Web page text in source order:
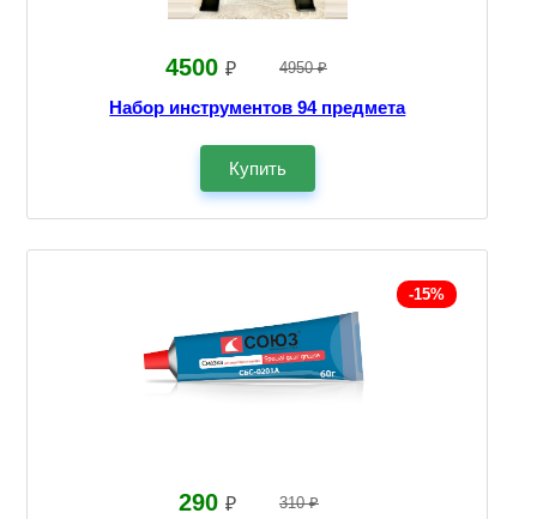
4500 ₽ 4950 ₽
Набор инструментов 94 предмета
Купить
-15%
290 ₽ 310 ₽